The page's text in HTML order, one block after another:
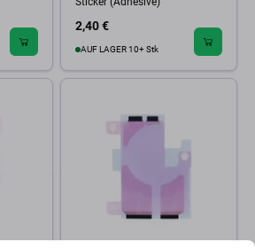
2,40 €
AUF LAGER 10+ Stk